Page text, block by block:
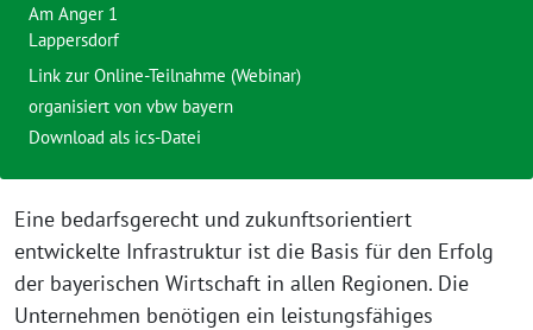
Eine bedarfsgerecht und zukunftsorientiert
entwickelte Infrastruktur ist die Basis für den Erfolg
der bayerischen Wirtschaft in allen Regionen. Die
Unternehmen benötigen ein leistungsfähiges
Am Anger 1
Lappersdorf
Link zur Online-Teilnahme (Webinar)
organisiert von vbw bayern
Download als ics-Datei